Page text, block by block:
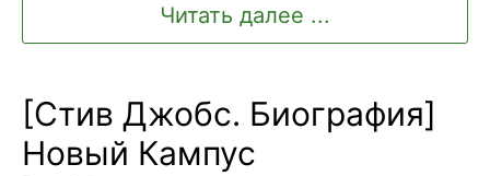
Читать далее ...
[Стив Джобс. Биография]
Новый Кампус